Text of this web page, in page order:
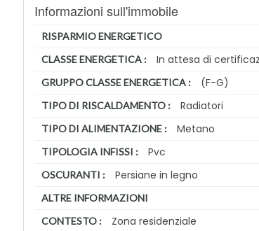
Informazioni sull'immobile
RISPARMIO ENERGETICO
CLASSE ENERGETICA :
In attesa di
GRUPPO CLASSE ENERGETICA : (F-G)
TIPO DI RISCALDAMENTO : Radiatori
TIPO DI ALIMENTAZIONE : Metano
TIPOLOGIA INFISSI : Pvc
OSCURANTI : Persiane in legno
ALTRE INFORMAZIONI
CONTESTO :
Zona residenziale